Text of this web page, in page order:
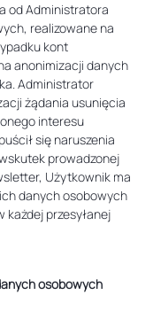
od Administratora
realizowane na
kont
anonimizacji danych
Administrator
żądania usunięcia
interesu
się naruszenia
prowadzonej
Użytkownik ma
danych osobowych
każdej przesyłanej
osobowych